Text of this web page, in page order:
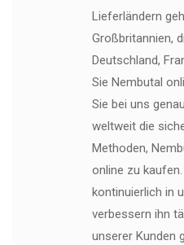
Lieferländern
Großbritannien,
Deutschland,
Sie Nembutal
Sie bei uns
weltweit die
Methoden,
online zu
kontinuierlich in
verbessern ihn
unserer Kunden